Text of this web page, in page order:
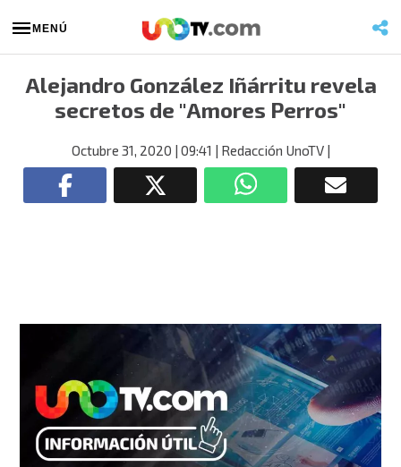
MENÚ
Alejandro González Iñárritu revela
secretos de "Amores Perros"
Octubre 31, 2020 | 09:41 | Redacción UnoTV|